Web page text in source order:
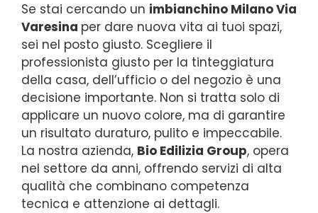
Se stai cercando un imbianchino Milano Via
Varesina per dare nuova vita ai tuoi spazi,
sei nel posto giusto. Scegliere il
professionista giusto per la tinteggiatura
della casa, dell’ufficio o del negozio è una
decisione importante. Non si tratta solo di
applicare un nuovo colore, ma di garantire
un risultato duraturo, pulito e impeccabile.
La nostra azienda, Bio Edilizia Group, opera
nel settore da anni, offrendo servizi di alta
qualità che combinano competenza
tecnica e attenzione ai dettagli.